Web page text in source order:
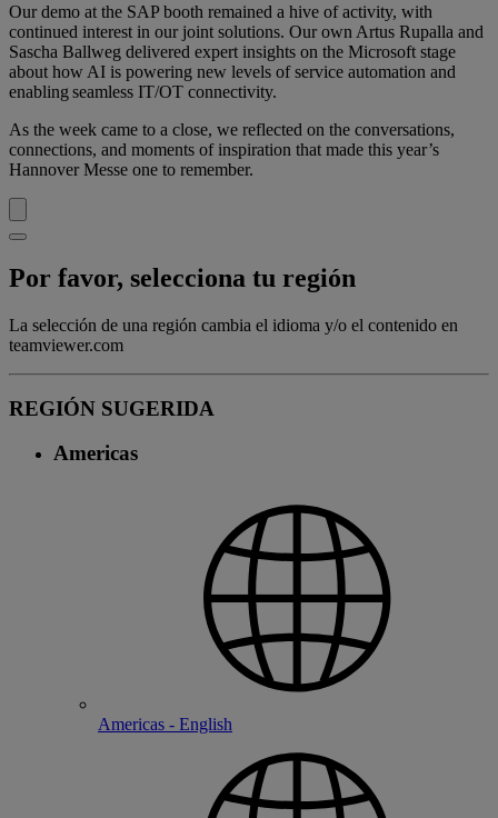
Our demo at the SAP booth remained a hive of activity, with
continued interest in our joint solutions. Our own Artus Rupalla and
Sascha Ballweg delivered expert insights on the Microsoft stage
about how AI is powering new levels of service automation and
enabling seamless IT/OT connectivity.
As the week came to a close, we reflected on the conversations,
connections, and moments of inspiration that made this year’s
Hannover Messe one to remember.
Por favor, selecciona tu región
La selección de una región cambia el idioma y/o el contenido en
teamviewer.com
REGIÓN SUGERIDA
Americas
Americas - English